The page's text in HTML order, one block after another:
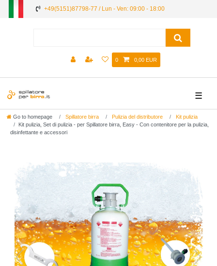
+49(5151)87798-77 / Lun - Ven: 09:00 - 18:00
0 0,00 EUR
☰
Go to homepage Spillatore birra Pulizia del distributore
Kit pulizia
Kit pulizia, Set di pulizia - per Spillatore birra, Easy - Con contenitore per la pulizia,
disinfettante e accessori